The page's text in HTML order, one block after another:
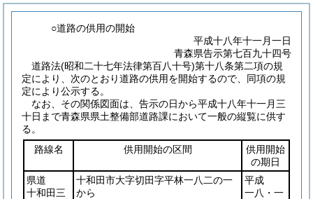
○道路の供用の開始
平成十八年十一月一日
青森県告示第七百九十四号
道路法(昭和二十七年法律第百八十号)第十八条第二項の規
定により、次のとおり道路の供用を開始するので、同項の規
定により公示する。
なお、その関係図面は、告示の日から平成十八年十一月三
十日まで青森県県土整備部道路課において一般の縦覧に供す
る。
路線名
供用開始の区間
供用開始
の期日
県道
十和田三
十和田市大字切田字平林一八二の一
から
平成
一八・一